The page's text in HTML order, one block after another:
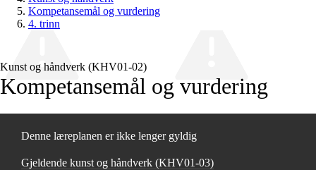
Kompetansemål og vurdering
4. trinn
Kunst og håndverk (KHV01‑02)
Kompetansemål og vurdering
Denne læreplanen er ikke lenger gyldig
Gjeldende kunst og håndverk (KHV01‑03)